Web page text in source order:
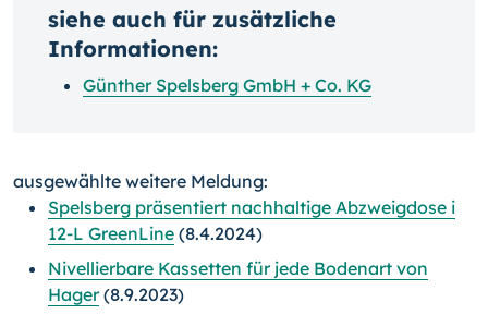
siehe auch für zusätzliche
Informationen:
Günther Spelsberg GmbH + Co. KG
ausgewählte weitere Meldung:
Spelsberg präsentiert nachhaltige Abzweigdose i
12-L GreenLine (8.4.2024)
Nivellierbare Kassetten für jede Bodenart von
Hager(8.9.2023)